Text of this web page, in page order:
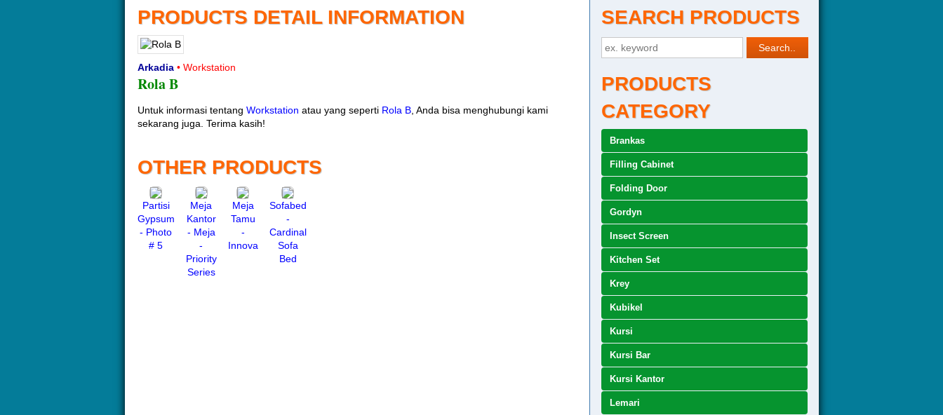
PRODUCTS DETAIL INFORMATION
Arkadia• Workstation
Rola B
Untuk informasi tentang Workstation atau yang seperti Rola B, Anda bisa menghubungi kami
sekarang juga. Terima kasih!
OTHER PRODUCTS
Partisi
Gypsum
- Photo
# 5
Meja
Kantor
- Meja
-
Priority
Series
Meja
Tamu
-
Innova
Sofabed
-
Cardinal
Sofa
Bed
SEARCH PRODUCTS
PRODUCTS
CATEGORY
Brankas
Filling Cabinet
Folding Door
Gordyn
Insect Screen
Kitchen Set
Krey
Kubikel
Kursi
Kursi Bar
Kursi Kantor
Lemari